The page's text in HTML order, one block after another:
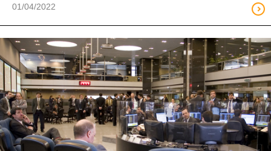
01/04/2022